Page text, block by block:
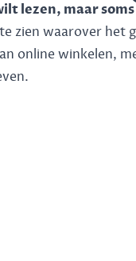
lezen, maar
zien waarover het
online winkelen,